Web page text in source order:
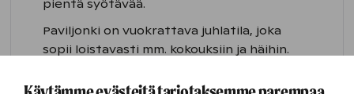
pientä syötävää.
Paviljonki on vuokrattava juhlatila, joka
sopii loistavasti mm. kokouksiin ja häihin.
Tutustu Saimaan Rauhan